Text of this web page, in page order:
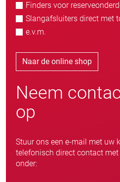
Finders voor
Slangafsluiters direct met
e.v.m.
Naar de online shop
Neem
op
Stuur ons een e-mail met uw
telefonisch direct contact
onder: